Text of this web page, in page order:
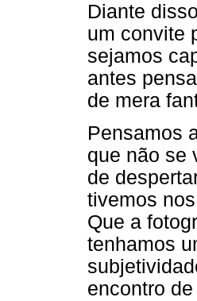
Diante
um convite
sejamos
antes
de mera
Pensamos
que não se
de
tivemos
Que a
tenhamos
encontro